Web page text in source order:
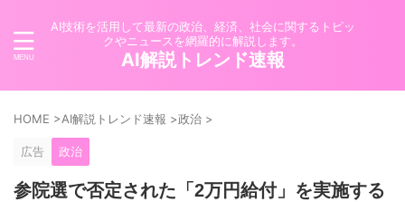
AI技術を活用して最新の政治、経済、社会に関するトピッ
クやニュースを網羅的に解説します。
AI解説トレンド速報
HOME >AI解説トレンド速報 >政治 >
広告 政治
参院選で否定された「2万円給付」を実施する